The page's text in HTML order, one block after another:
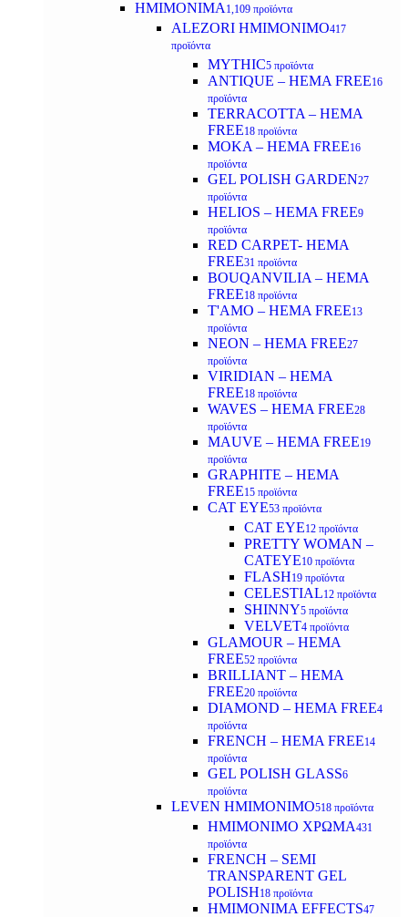
ΗΜΙΜΟΝΙΜΑ 1,109 προϊόντα
ALEZORI ΗΜΙΜΟΝΙΜΟ417
προϊόντα
MYTHIC5 προϊόντα
ANTIQUE – HEMA FREE16
προϊόντα
TERRACOTTA – HEMA
FREE18 προϊόντα
MOKA – HEMA FREE16
προϊόντα
GEL POLISH GARDEN27
προϊόντα
HELIOS – HEMA FREE9
προϊόντα
RED CARPET- HEMA
FREE31 προϊόντα
BOUQANVILIA – HEMA
FREE18 προϊόντα
T'AMO – HEMA FREE13
προϊόντα
NEON – HEMA FREE27
προϊόντα
VIRIDIAN – HEMA
FREE18 προϊόντα
WAVES – HEMA FREE28
προϊόντα
MAUVE – HEMA FREE19
προϊόντα
GRAPHITE – HEMA
FREE15 προϊόντα
CAT EYE53 προϊόντα
CAT EYE12 προϊόντα
PRETTY WOMAN –
CATEYE10 προϊόντα
FLASH19 προϊόντα
CELESTIAL12 προϊόντα
SHINNY5 προϊόντα
VELVET4 προϊόντα
GLAMOUR – HEMA
FREE52 προϊόντα
BRILLIANT – HEMA
FREE20 προϊόντα
DIAMOND – HEMA FREE4
προϊόντα
FRENCH – HEMA FREE14
προϊόντα
GEL POLISH GLASS6
προϊόντα
LEVEN ΗΜΙΜΟΝΙΜΟ518 προϊόντα
ΗΜΙΜΟΝΙΜΟ ΧΡΩΜΑ431
προϊόντα
FRENCH – SEMI
TRANSPARENT GEL
POLISH18 προϊόντα
HMIMONIMA EFFECTS47